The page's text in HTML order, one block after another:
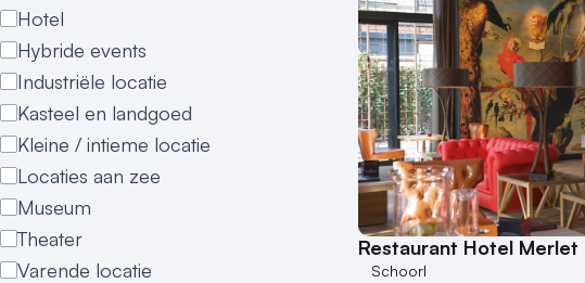
Hotel
Hybride events
Industriële locatie
Kasteel en landgoed
Kleine / intieme locatie
Locaties aan zee
Museum
Theater
Varende locatie
Restaurant Hotel Merlet
Schoorl